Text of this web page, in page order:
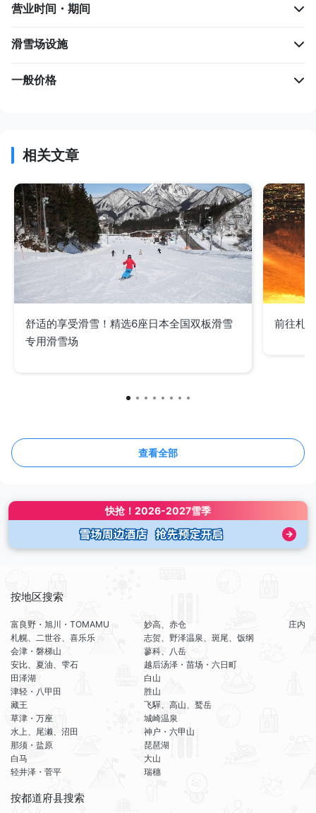
营业时间・期间
滑雪场设施
一般价格
相关文章
舒适的享受滑雪！精选6座日本全国双板滑雪
专用滑雪场
前往札
查看全部
快抢！ 2026-2027雪季
按地区搜索
富良野・旭川・TOMAMU
札幌、二世谷、喜乐乐
会津・磐梯山
安比、夏油、雫石
田泽湖
津轻・八甲田
藏王
草津・万座
水上、尾濑、沼田
那须・盐原
白马
轻井泽・菅平
妙高、赤仓
志贺、野泽温泉、斑尾、饭纲
蓼科、八岳
越后汤泽・苗场・六日町
白山
胜山
飞驒、高山、鹫岳
城崎温泉
神户・六甲山
琵琶湖
大山
瑞穗
庄内
按都道府县搜索